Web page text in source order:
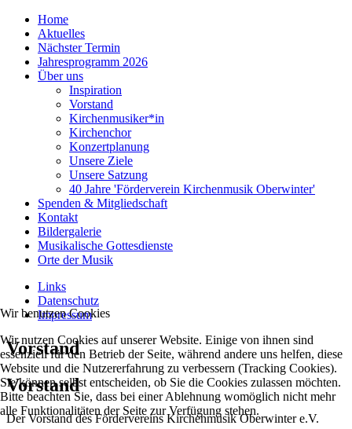
Home
Aktuelles
Nächster Termin
Jahresprogramm 2026
Über uns
Inspiration
Vorstand
Kirchenmusiker*in
Kirchenchor
Konzertplanung
Unsere Ziele
Unsere Satzung
40 Jahre 'Förderverein Kirchenmusik Oberwinter'
Spenden & Mitgliedschaft
Kontakt
Bildergalerie
Musikalische Gottesdienste
Orte der Musik
Links
Datenschutz
Impressum
Vorstand
Vorstand
Der Vorstand des Fördervereins Kirchenmusik Oberwinter e.V.
Wir benutzen Cookies
Wir nutzen Cookies auf unserer Website. Einige von ihnen sind
essenziell für den Betrieb der Seite, während andere uns helfen, diese
Website und die Nutzererfahrung zu verbessern (Tracking Cookies).
Sie können selbst entscheiden, ob Sie die Cookies zulassen möchten.
Bitte beachten Sie, dass bei einer Ablehnung womöglich nicht mehr
alle Funktionalitäten der Seite zur Verfügung stehen.